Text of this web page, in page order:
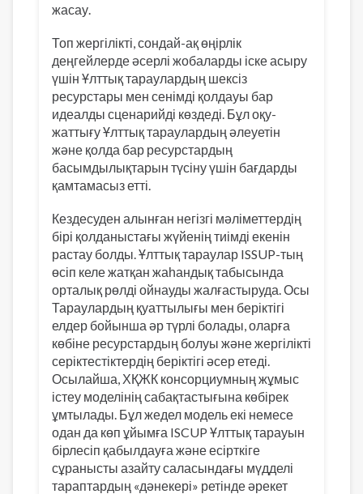
жасау.
Топ жергілікті, сондай-ақ өңірлік
деңгейлерде әсерлі жобаларды іске асыру
үшін Ұлттық тараулардың шексіз
ресурстары мен сенімді қолдауы бар
идеалды сценарийді көздеді. Бұл оқу-
жаттығу Ұлттық тараулардың әлеуетін
және қолда бар ресурстардың
басымдылықтарын түсіну үшін бағдарды
қамтамасыз етті.
Кездесуден алынған негізгі мәліметтердің
бірі қолданыстағы жүйенің тиімді екенін
растау болды. Ұлттық тараулар ISSUP-тың
өсіп келе жатқан жаһандық табысында
орталық рөлді ойнауды жалғастыруда. Осы
Тараулардың қуаттылығы мен беріктігі
елдер бойынша әр түрлі болады, оларға
көбіне ресурстардың болуы және жергілікті
серіктестіктердің беріктігі әсер етеді.
Осылайша, ХҚЖК консорциумның жұмыс
істеу моделінің сабақтастығына көбірек
ұмтылады. Бұл жедел модель екі немесе
одан да көп ұйымға ISCUP Ұлттық тарауын
бірлесіп қабылдауға және есірткіге
сұранысты азайту саласындағы мүдделі
тараптардың «дәнекері» ретінде әрекет